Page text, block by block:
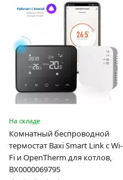
На складе
Комнатный беспроводной
термостат Baxi Smart Link c Wi-
Fi и OpenTherm для котлов,
BX0000069795